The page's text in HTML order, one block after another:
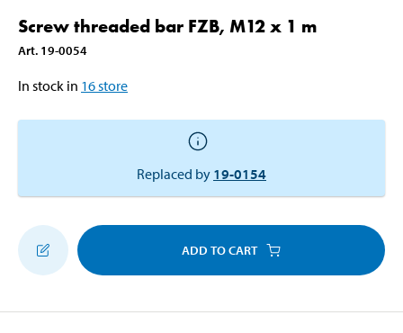
Screw threaded bar FZB, M12 x 1 m
Art. 19-0054
In stock in 16store
Replaced by 19-0154
ADD TO CART